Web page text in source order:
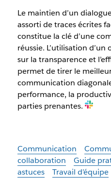
Le maintien d’un
assorti de traces écrites
constitue la clé d’une
réussie. L’utilisation
sur la transparence et
permet de tirer le
communication
performance, la
parties prenantes.
Communication
collaboration
Guide
astuces
Travail d’équipe